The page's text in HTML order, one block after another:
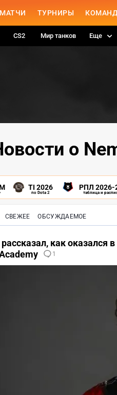
МАТЧИ ТУРНИРЫ
CS2 Мир танков Еще
о
TI 2026
по Dota 2
РПЛ 2026-
таблица и
СВЕЖЕЕ ОБСУЖДАЕМОЕ
как оказался
1